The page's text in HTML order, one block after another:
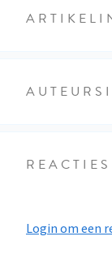
REACTIES
Login om een